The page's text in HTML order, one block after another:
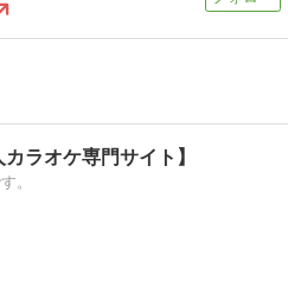
ラオケ専門サイト】
。